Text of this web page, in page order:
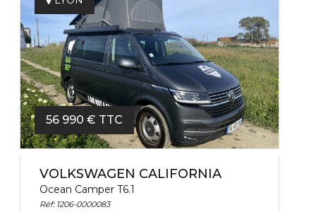
56 990 € TTC
VOLKSWAGEN CALIFORNIA
Ocean Camper T6.1
Réf: 1206-0000083